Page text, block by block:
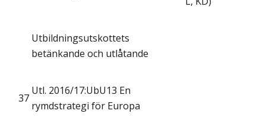
Utbildningsutskottets
betänkande och utlåtande
37
Utl. 2016/17:UbU13 En
rymdstrategi för Europa